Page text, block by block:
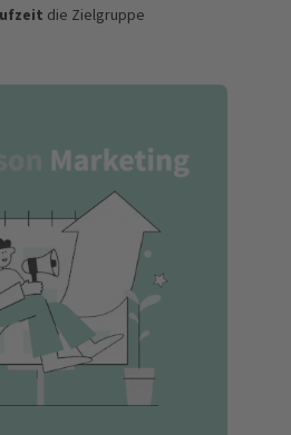
die Zielgruppe